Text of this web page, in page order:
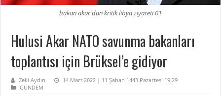
bakan akar dan kritik libya ziyareti 01
Hulusi Akar NATO savunma bakanları
toplantısı için Brüksel’e gidiyor
Zeki Aydın
14 Mart 2022 | 11 Şaban 1443 Pazartesi 19:29
GÜNDEM